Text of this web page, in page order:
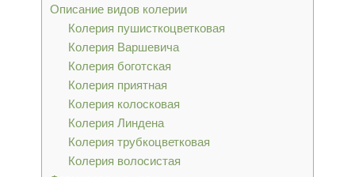
Описание видов колерии
Колерия пушисткоцветковая
Колерия Варшевича
Колерия боготская
Колерия приятная
Колерия колосковая
Колерия Линдена
Колерия трубкоцветковая
Колерия волосистая